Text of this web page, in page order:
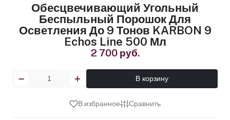
Обесцвечивающий Угольный
Беспыльный Порошок Для
Осветления До 9 Тонов KARBON 9
Echos Line 500 Мл
2 700 руб.
В корзину
В избранное Сравнить